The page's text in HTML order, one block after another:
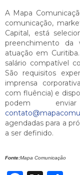
A Mapa
comunicação,
Capital, está
preenchimento da
atuação em
salário compatível
São requisitos
imprensa
com fluência) e
podem
agendadas para a
a ser definido.
Fonte:Mapa Comunicação